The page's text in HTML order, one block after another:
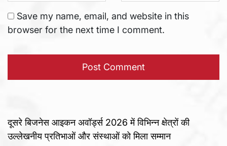
Save my name, email, and website in this
browser for the next time I comment.
दूसरे बिजनेस आइकन अवॉर्ड्स 2026 में विभिन्न क्षेत्रों की
उल्लेखनीय प्रतिभाओं और संस्थाओं को मिला सम्मान